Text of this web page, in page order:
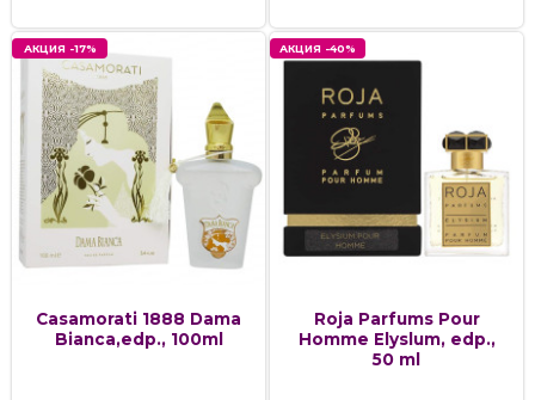
АКЦИЯ -17%
Casamorati 1888 Dama
Bianca,edp., 100ml
АКЦИЯ -40%
Roja Parfums Pour
Homme Elyslum, edp.,
50 ml